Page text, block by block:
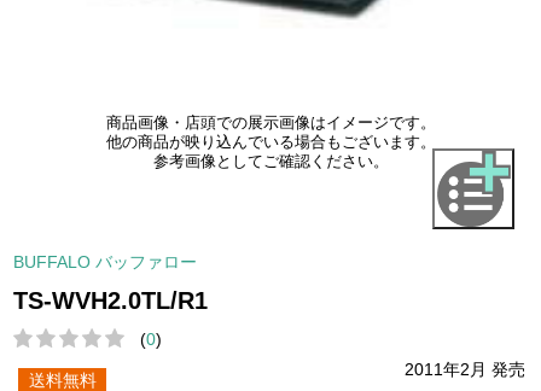
商品画像・店頭での展示画像はイメージです。
他の商品が映り込んでいる場合もございます。
参考画像としてご確認ください。
BUFFALO バッファロー
TS-WVH2.0TL/R1
(0)
2011年2月 発売
送料無料